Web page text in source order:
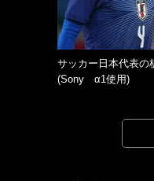
サッカー日本代表
(Sony α1使用)